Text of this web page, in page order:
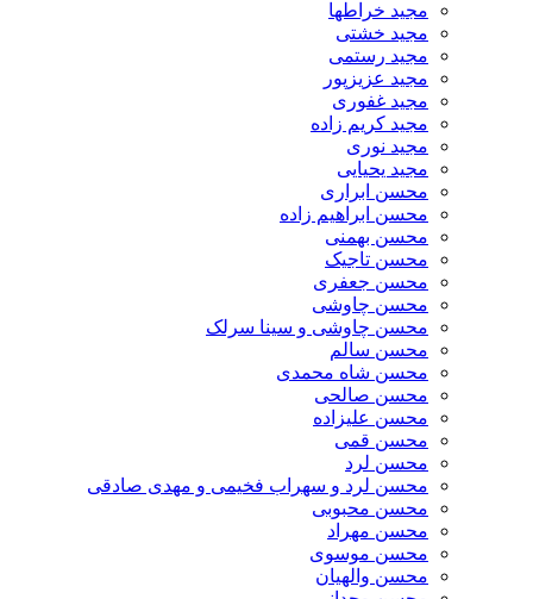
مجید خراطها
مجید خشتی
مجید رستمی
مجید عزیزپور
مجید غفوری
مجید کریم زاده
مجید نوری
مجید یحیایی
محسن ابراری
محسن ابراهیم زاده
محسن بهمنی
محسن تاجیک
محسن جعفری
محسن چاوشی
محسن چاوشی و سینا سرلک
محسن سالم
محسن شاه محمدی
محسن صالحی
محسن علیزاده
محسن قمی
محسن لرد
محسن لرد و سهراب فخیمی و مهدی صادقی
محسن محبوبی
محسن مهراد
محسن موسوی
محسن والهیان